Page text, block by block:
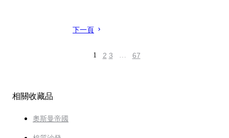
下一頁
1 2 3 … 67
相關收藏品
奧斯曼帝國